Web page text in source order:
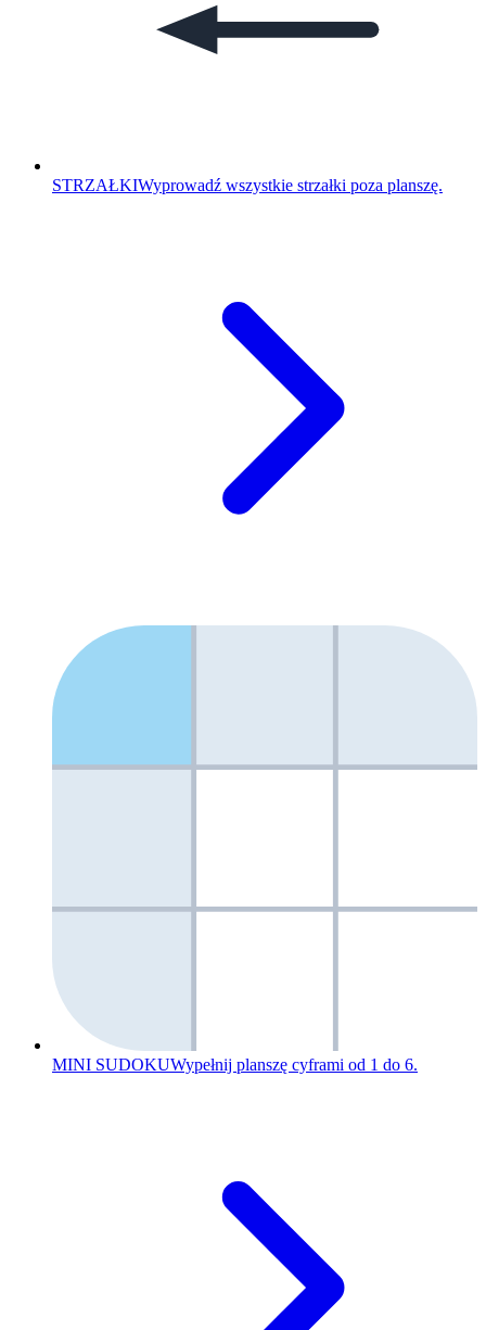
STRZAŁKIWyprowadź wszystkie strzałki poza planszę.
MINI SUDOKUWypełnij planszę cyframi od 1 do 6.